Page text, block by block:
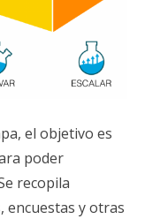
el objetivo es
poder
recopila
encuestas y otras